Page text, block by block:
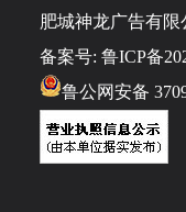
肥城神龙广告有
备案号:鲁ICP备
鲁公网安备